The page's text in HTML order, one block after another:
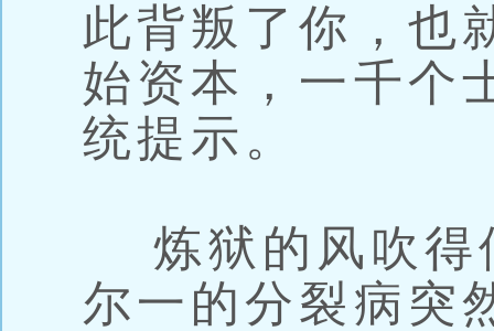
此背叛了你，也
始资本，一千个
统提示。
炼狱的风吹得
尔一的分裂病突